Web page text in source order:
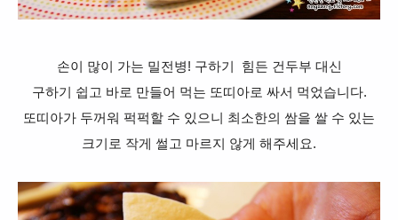
손이 많이 가는 밀전병! 구하기 힘든 건두부 대신
구하기 쉽고 바로 만들어 먹는 또띠아로 싸서 먹었습니다.
또띠아가 두꺼워 퍽퍽할 수 있으니 최소한의 쌈을 쌀 수 있는
크기로 작게 썰고 마르지 않게 해주세요.